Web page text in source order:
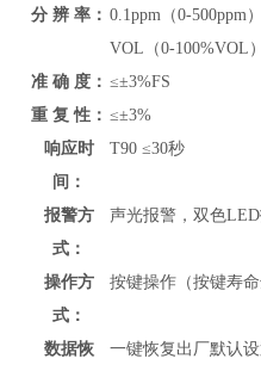
分 辨 率： 0.1ppm（0-500ppm
VOL（0-100%VOL）
准 确 度： ≤±3%FS
重 复 性： ≤±3%
响应时
间：
T90 ≤30秒
报警方
式：
声光报警，双色
操作方
式：
按键操作（按键寿命
数据恢
一键恢复出厂默认